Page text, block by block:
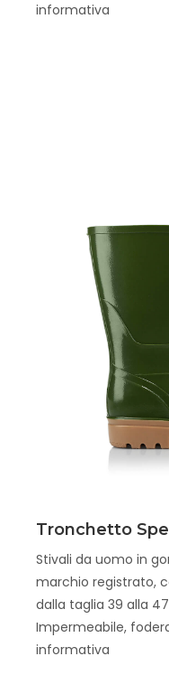
informativa
Scopri
Tronchetto
Stivali da uomo in
marchio registrato,
dalla taglia 39 alla
Impermeabile,
informativa